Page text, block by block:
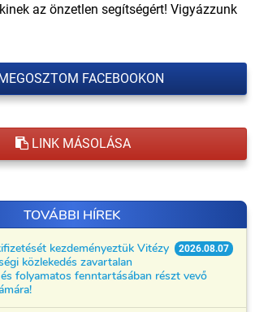
az önzetlen segítségért! Vigyázzunk
FACEBOOKON
LINK MÁSOLÁSA
TOVÁBBI HÍREK
2026.08.07
kezdeményeztük Vitézy
közlekedés zavartalan
folyamatos fenntartásában részt vevő